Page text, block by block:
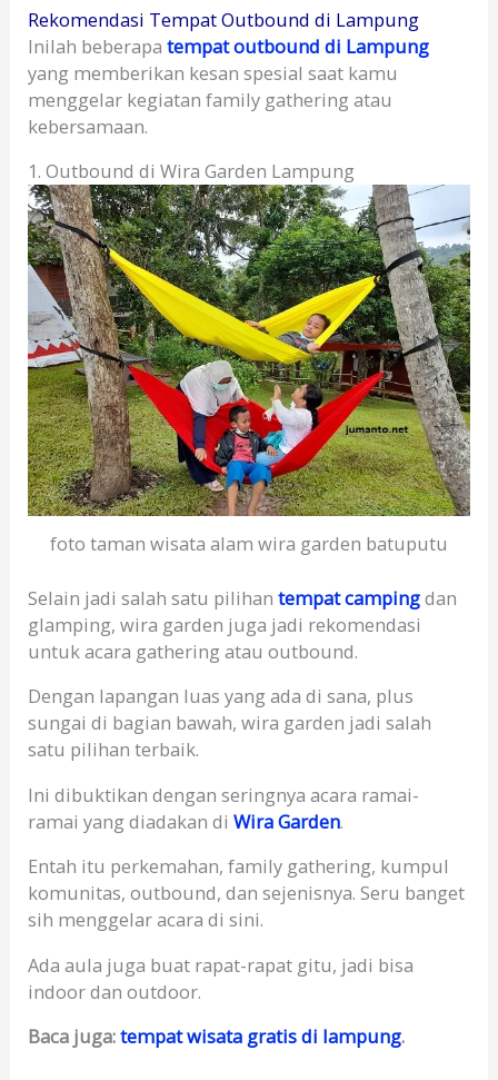
Rekomendasi Tempat Outbound di Lampung
Inilah beberapatempat outbound di Lampung
yang memberikan kesan spesial saat kamu
menggelar kegiatan family gathering atau
kebersamaan.
1. Outbound di Wira Garden Lampung
foto taman wisata alam wira garden batuputu
Selain jadi salah satu pilihantempat campingdan
glamping, wira garden juga jadi rekomendasi
untuk acara gathering atau outbound.
Dengan lapangan luas yang ada di sana, plus
sungai di bagian bawah, wira garden jadi salah
satu pilihan terbaik.
Ini dibuktikan dengan seringnya acara ramai-
ramai yang diadakan diWira Garden.
Entah itu perkemahan, family gathering, kumpul
komunitas, outbound, dan sejenisnya. Seru banget
sih menggelar acara di sini.
Ada aula juga buat rapat-rapat gitu, jadi bisa
indoor dan outdoor.
Baca juga:tempat wisata gratis di lampung.